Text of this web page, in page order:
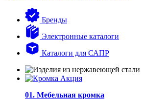
Бренды
Электронные каталоги
Каталоги для САПР
01. Мебельная кромка